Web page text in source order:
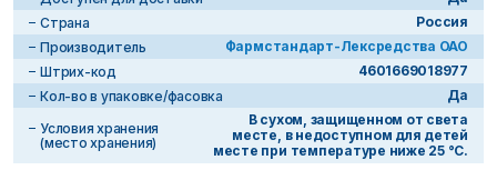
Страна
Россия
Производитель
Фармстандарт-Лексредства ОАО
Штрих-код
4601669018977
Кол-во в упаковке/фасовка
Да
Условия хранения
(место хранения)
В сухом, защищенном от света
месте, в недоступном для детей
месте при температуре ниже 25 °C.